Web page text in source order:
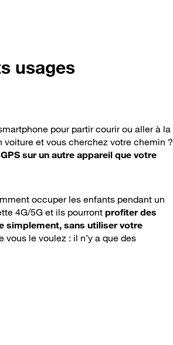
usages
pour partir courir ou aller à la
voiture et vous cherchez votre chemin ?
sur un autre appareil que votre
occuper les enfants pendant un
4G/5G et ils pourront profiter des
simplement, sans utiliser votre
vous le voulez : il n’y a que des